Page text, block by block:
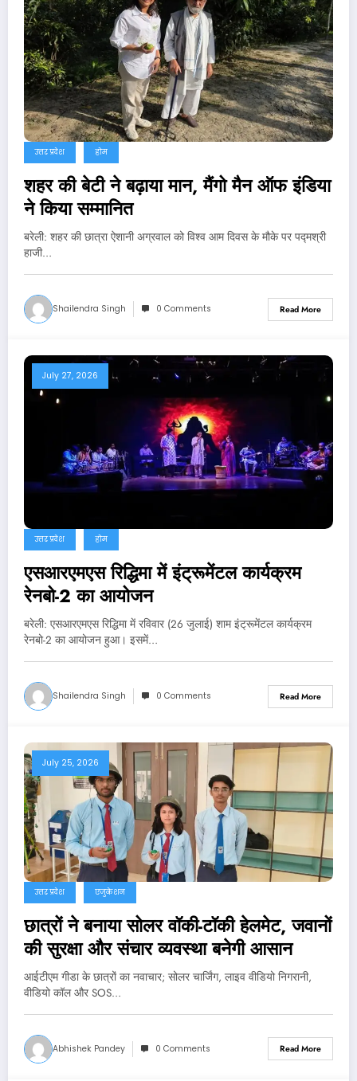
उत्तर प्रदेश होम
शहर की बेटी ने बढ़ाया मान, मैंगो मैन ऑफ इंडिया
ने किया सम्मानित
बरेली: शहर की छात्रा ऐशानी अग्रवाल को विश्व आम दिवस के मौके पर पद्मश्री
हाजी…
Shailendra Singh 0 Comments Read More
July 27, 2026
उत्तर प्रदेश होम
एसआरएमएस रिद्धिमा में इंट्रूमेंटल कार्यक्रम
रेनबो-2 का आयोजन
बरेली: एसआरएमएस रिद्धिमा में रविवार (26 जुलाई) शाम इंट्रूमेंटल कार्यक्रम
रेनबो-2 का आयोजन हुआ। इसमें…
Shailendra Singh 0 Comments Read More
July 25, 2026
उत्तर प्रदेश एजुकेशन
छात्रों ने बनाया सोलर वॉकी-टॉकी हेलमेट, जवानों
की सुरक्षा और संचार व्यवस्था बनेगी आसान
आईटीएम गीडा के छात्रों का नवाचार; सोलर चार्जिंग, लाइव वीडियो निगरानी,
वीडियो कॉल और SOS…
Abhishek Pandey 0 Comments Read More